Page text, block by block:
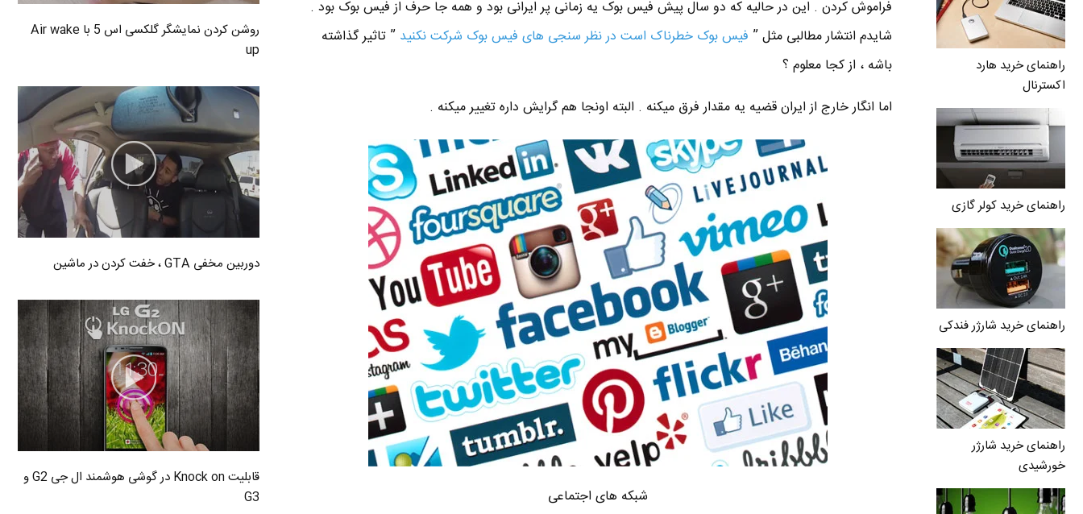
راهنمای خرید هارد
اکسترنال
راهنمای خرید کولر گازی
راهنمای خرید شارژر فندکی
راهنمای خرید شارژر
خورشیدی
فراموش کردن . این در حالیه که دو سال پیش فیس بوک یه زمانی پر ایرانی بود و همه جا حرف از فیس بوک بود .
شایدم انتشار مطالبی مثل ” فیس بوک خطرناک است در نظر سنجی های فیس بوک شرکت نکنید ” تاثیر گذاشته
باشه ، از کجا معلوم ؟
اما انگار خارج از ایران قضیه یه مقدار فرق میکنه . البته اونجا هم گرایش داره تغییر میکنه .
شبکه های اجتماعی
روشن کردن نمایشگر گلکسی اس 5 با Air wake
up
دوربین مخفی GTA ، خفت کردن در ماشین
قابلیت Knock on در گوشی هوشمند ال جی G2 و
G3